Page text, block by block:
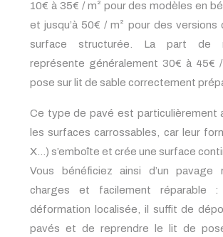
10€ à 35€ / m² pour des modèles en
et jusqu’à 50€ / m² pour des versions
surface structurée. La part de
représente généralement 30€ à 45€
pose sur lit de sable correctement
Ce type de pavé est particulièrement
les surfaces carrossables, car leur
X…) s’emboîte et crée une surface
Vous bénéficiez ainsi d’un pavage
charges et facilement réparable
déformation localisée, il suffit de
pavés et de reprendre le lit de